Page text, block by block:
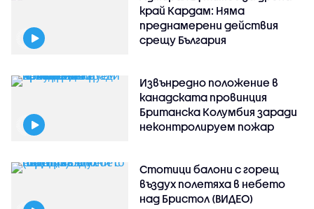
край Кардам: Няма
преднамерени действия
срещу България
Извънредно положение в
канадската провинция
Британска Колумбия заради
неконтролируем пожар
Стотици балони с горещ
въздух полетяха в небето
над Бристол (ВИДЕО)